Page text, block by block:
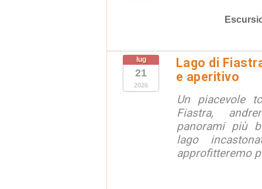
lug
21
2026
Lago di
e aperitivo
Un piacevole
Fiastra,
panorami più
lago
approfitteremo